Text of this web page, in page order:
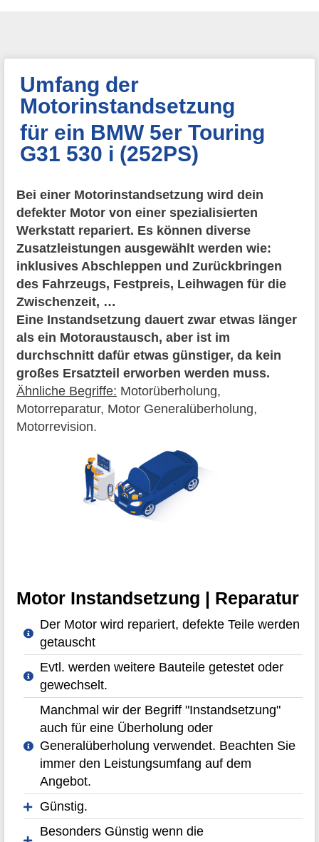
Umfang der
Motorinstandsetzung
für ein BMW 5er Touring
G31 530 i (252PS)
Bei einer Motorinstandsetzung wird dein
defekter Motor von einer spezialisierten
Werkstatt repariert. Es können diverse
Zusatzleistungen ausgewählt werden wie:
inklusives Abschleppen und Zurückbringen
des Fahrzeugs, Festpreis, Leihwagen für die
Zwischenzeit, …
Eine Instandsetzung dauert zwar etwas länger
als ein Motoraustausch, aber ist im
durchschnitt dafür etwas günstiger, da kein
großes Ersatzteil erworben werden muss.
Ähnliche Begriffe: Motorüberholung,
Motorreparatur, Motor Generalüberholung,
Motorrevision.
Motor Instandsetzung | Reparatur
Der Motor wird repariert, defekte Teile werden
getauscht
Evtl. werden weitere Bauteile getestet oder
gewechselt.
Manchmal wir der Begriff "Instandsetzung"
auch für eine Überholung oder
Generalüberholung verwendet. Beachten Sie
immer den Leistungsumfang auf dem
Angebot.
Günstig.
Besonders Günstig wenn die